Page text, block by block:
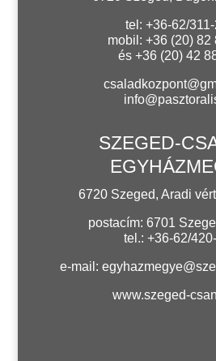
tel: +36-62/
mobil: +36 (20) 82
és +36 (20) 42
SZEGED-
6720 Szeged, Aradi
postacím: 6701
tel.: +36-62/
e-mail:
www.szeged-